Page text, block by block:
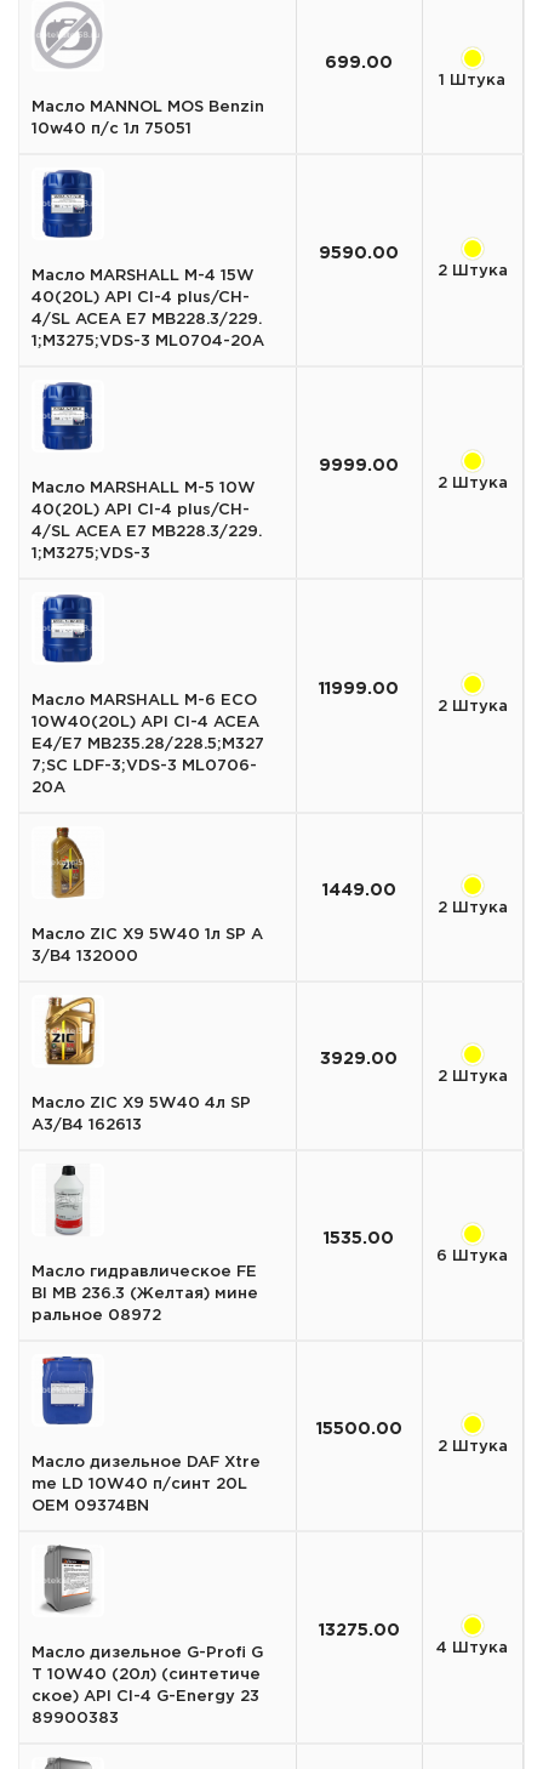
Масло MANNOL MOS Benzin
10w40 п/с 1л 75051
699.00
1 Штука
Масло MARSHALL M-4 15W
40(20L) API CI-4 plus/CH-
4/SL ACEA E7 MB228.3/229.
1;M3275;VDS-3 ML0704-20A
9590.00
2 Штука
Масло MARSHALL M-5 10W
40(20L) API CI-4 plus/CH-
4/SL ACEA E7 MB228.3/229.
1;M3275;VDS-3
9999.00
2 Штука
Масло MARSHALL M-6 ECO
10W40(20L) API CI-4 ACEA
E4/E7 MB235.28/228.5;M327
7;SC LDF-3;VDS-3 ML0706-
20A
11999.00
2 Штука
Масло ZIC X9 5W40 1л SP A
3/B4 132000
1449.00
2 Штука
Масло ZIC X9 5W40 4л SP
A3/B4 162613
3929.00
2 Штука
Масло гидравлическое FE
BI MB 236.3 (Желтая) мине
ральное 08972
1535.00
6 Штука
Масло дизельное DAF Xtre
me LD 10W40 п/синт 20L
OEM 09374BN
15500.00
2 Штука
Масло дизельное G-Profi G
T 10W40 (20л) (синтетиче
ское) API CI-4 G-Energy 23
89900383
13275.00
4 Штука